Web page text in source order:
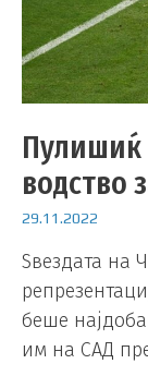
Пулишиќ
водство
29.11.2022
Ѕвездата на
беше
им на САД